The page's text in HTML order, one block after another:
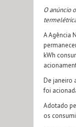
O anúncio
A Agência
kWh
De janeiro
foi
Adotado
os